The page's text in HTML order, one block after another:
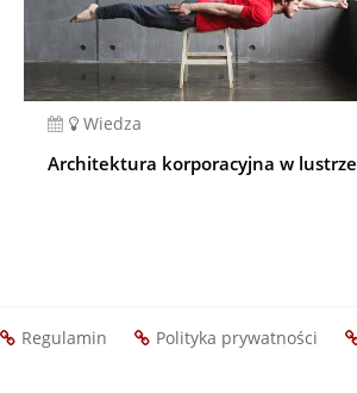
Wiedza
Architektura korporacyjna w lustrze
Footer
Regulamin Polityka prywatności